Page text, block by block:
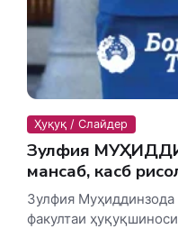
Ҳуқуқ / Слайдер
Зулфия
мансаб, касб
Зулфия Муҳиддинзода
факултаи